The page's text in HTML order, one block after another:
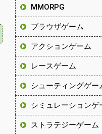
MMORPG
ブラウザゲーム
アクションゲーム
レースゲーム
シューティングゲー
シミュレーションゲ
ストラテジーゲーム